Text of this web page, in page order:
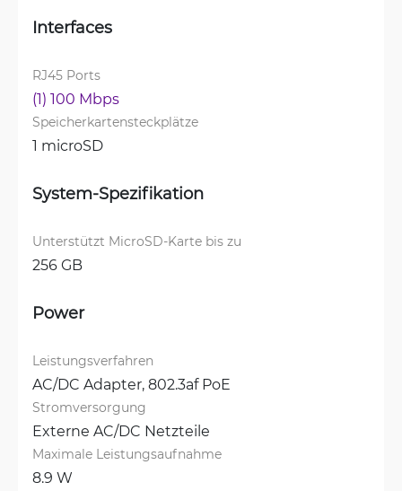
Interfaces
RJ45 Ports
(1) 100 Mbps
Speicherkartensteckplätze
1 microSD
System-Spezifikation
Unterstützt MicroSD-Karte bis zu
256 GB
Power
Leistungsverfahren
AC/DC Adapter, 802.3af PoE
Stromversorgung
Externe AC/DC Netzteile
Maximale Leistungsaufnahme
8.9 W